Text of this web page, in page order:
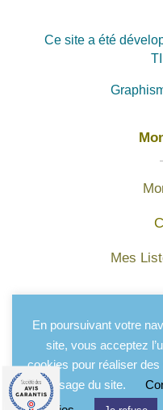
Ce site a été
Mes
Protection des
En poursuivant votre
site, vous acceptez
cookies pour réaliser
l'usage du site.